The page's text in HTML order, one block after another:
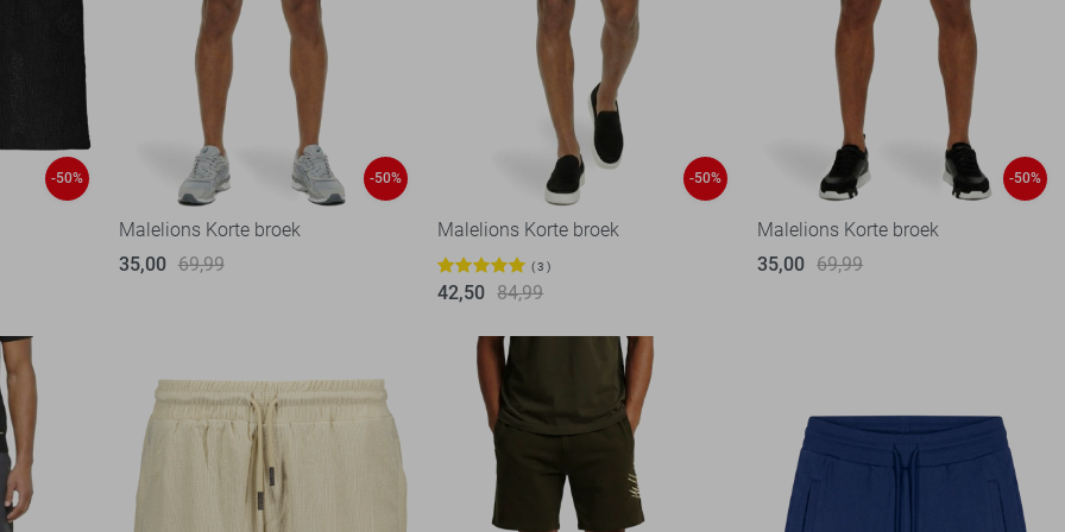
-50% -50%
Malelions Korte broek
35,00 69,99
-50%
Malelions Korte broek
3
42,50 84,99
-50%
Malelions Korte broek
35,00 69,99